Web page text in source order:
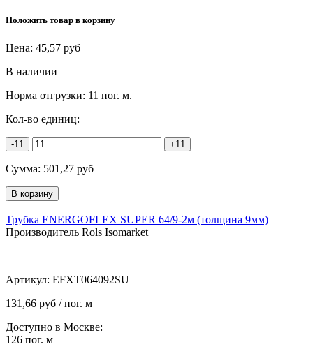
Положить товар в корзину
Цена: 45,57 руб
В наличии
Норма отгрузки: 11 пог. м.
Кол-во единиц:
-11 +11
Сумма: 501,27 руб
Трубка ENERGOFLEX SUPER 64/9-2м (толщина 9мм)
Производитель Rols Isomarket
Артикул: EFXT064092SU
131,66 руб / пог. м
Доступно в Москве:
126 пог. м